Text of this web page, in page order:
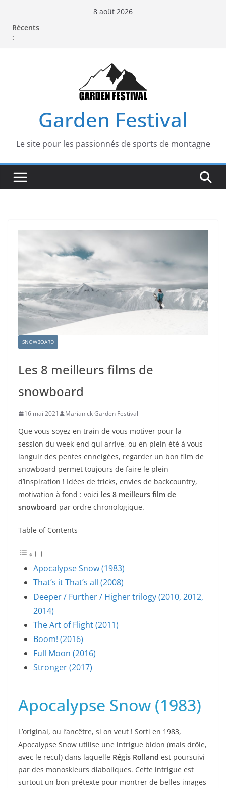
contenu
8 août 2026
Récents
:
Garden Festival
Le site pour les passionnés de sports de montagne
SNOWBOARD
Les 8 meilleurs films de
snowboard
16 mai 2021 Marianick Garden Festival
Que vous soyez en train de vous motiver pour la
session du week-end qui arrive, ou en plein été à vous
languir des pentes enneigées, regarder un bon film de
snowboard permet toujours de faire le plein
d’inspiration ! Idées de tricks, envies de backcountry,
motivation à fond : voici les 8 meilleurs film de
snowboard par ordre chronologique.
Table of Contents
Apocalypse Snow (1983)
That’s it That’s all (2008)
Deeper / Further / Higher trilogy (2010, 2012,
2014)
The Art of Flight (2011)
Boom! (2016)
Full Moon (2016)
Stronger (2017)
Apocalypse Snow (1983)
L’original, ou l’ancêtre, si on veut ! Sorti en 1983,
Apocalypse Snow utilise une intrigue bidon (mais drôle,
avec le recul) dans laquelle Régis Rolland est poursuivi
par des monoskieurs diaboliques. Cette intrigue est
surtout un bon prétexte pour montrer de belles images